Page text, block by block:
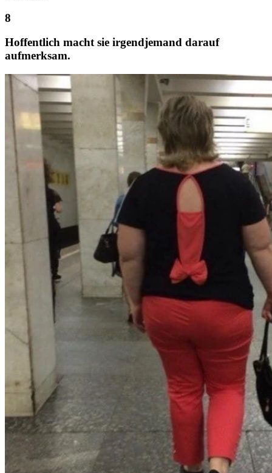
Hoffentlich macht sie irgendjemand darauf
aufmerksam.